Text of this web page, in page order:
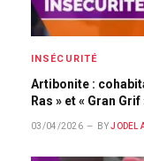
INSÉCURITÉ
Artibonite :
Ras » et « Gran
03/04/2026 BY JODEL